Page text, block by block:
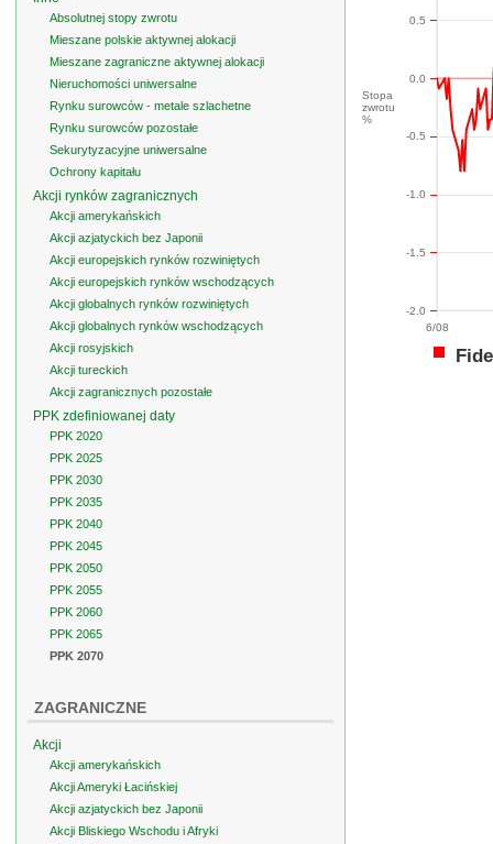
6/08
Stopa
zwrotu
%
-2.0
-1.5
-1.0
-0.5
0.0
0.5
Absolutnej stopy zwrotu
Mieszane polskie aktywnej alokacji
Mieszane zagraniczne aktywnej alokacji
Nieruchomości uniwersalne
Rynku surowców - metale szlachetne
Rynku surowców pozostałe
Sekurytyzacyjne uniwersalne
Ochrony kapitału
Akcji rynków zagranicznych
Akcji amerykańskich
Akcji azjatyckich bez Japonii
Akcji europejskich rynków rozwiniętych
Akcji europejskich rynków wschodzących
Akcji globalnych rynków rozwiniętych
Akcji globalnych rynków wschodzących
Akcji rosyjskich
Akcji tureckich
Akcji zagranicznych pozostałe
PPK zdefiniowanej daty
PPK 2020
PPK 2025
PPK 2030
PPK 2035
PPK 2040
PPK 2045
PPK 2050
PPK 2055
PPK 2060
PPK 2065
PPK 2070
ZAGRANICZNE
Akcji
Akcji amerykańskich
Akcji Ameryki Łacińskiej
Akcji azjatyckich bez Japonii
Akcji Bliskiego Wschodu i Afryki